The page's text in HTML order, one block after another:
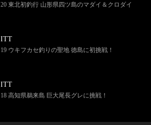
20 東北初釣行 山形県四ツ島のマダイ＆クロダイ
ITT
19 ウキフカセ釣りの聖地 徳島に初挑戦！
ITT
18 高知県鵜来島 巨大尾長グレに挑戦！